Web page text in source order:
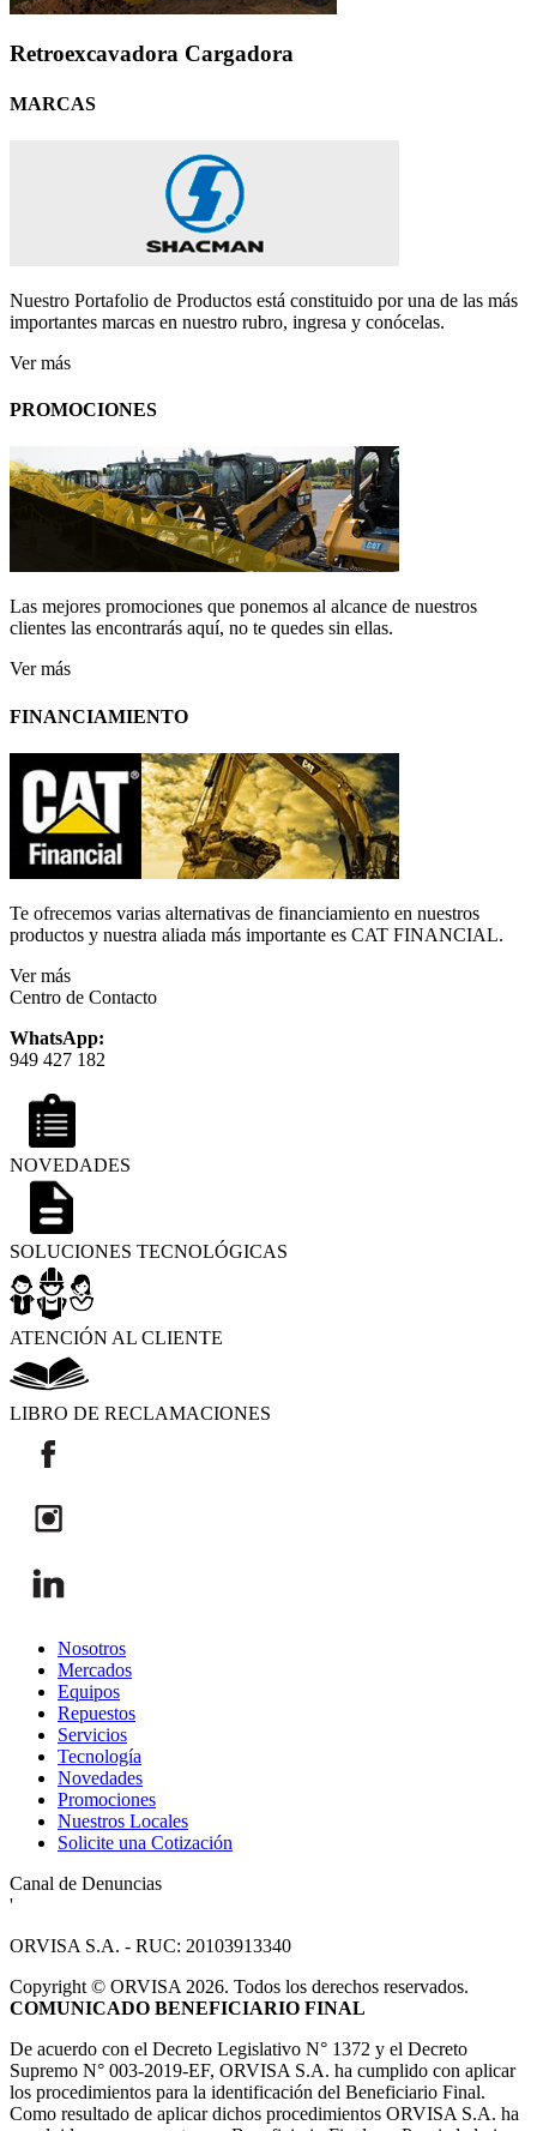
Retroexcavadora Cargadora
MARCAS
Nuestro Portafolio de Productos está constituido por una de las más
importantes marcas en nuestro rubro, ingresa y conócelas.
Ver más
PROMOCIONES
Las mejores promociones que ponemos al alcance de nuestros
clientes las encontrarás aquí, no te quedes sin ellas.
Ver más
FINANCIAMIENTO
Te ofrecemos varias alternativas de financiamiento en nuestros
productos y nuestra aliada más importante es CAT FINANCIAL.
Ver más
Centro de Contacto
WhatsApp:
949 427 182
NOVEDADES
SOLUCIONES TECNOLÓGICAS
ATENCIÓN AL CLIENTE
LIBRO DE RECLAMACIONES
Nosotros
Mercados
Equipos
Repuestos
Servicios
Tecnología
Novedades
Promociones
Nuestros Locales
Solicite una Cotización
Canal de Denuncias
'
ORVISA S.A. - RUC: 20103913340
Copyright © ORVISA 2026. Todos los derechos reservados.
COMUNICADO BENEFICIARIO FINAL
De acuerdo con el Decreto Legislativo N° 1372 y el Decreto
Supremo N° 003-2019-EF, ORVISA S.A. ha cumplido con aplicar
los procedimientos para la identificación del Beneficiario Final.
Como resultado de aplicar dichos procedimientos ORVISA S.A. ha